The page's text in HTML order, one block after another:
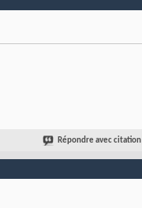
Répondre avec citation